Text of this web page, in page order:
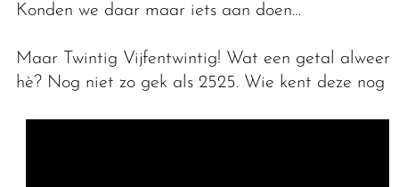
Konden we daar maar iets aan doen…
Maar Twintig Vijfentwintig! Wat een getal alweer
hè? Nog niet zo gek als 2525. Wie kent deze nog